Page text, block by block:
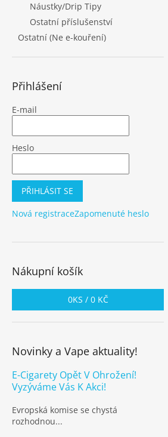
Náustky/Drip Tipy
Ostatní příslušenství
Ostatní (Ne e-kouření)
Přihlášení
E-mail
Heslo
PŘIHLÁSIT SE
Nová registraceZapomenuté heslo
Nákupní košík
0KS / 0 KČ
Novinky a Vape aktuality!
E-Cigarety Opět V Ohrožení!
Vyzýváme Vás K Akci!
Evropská komise se chystá
rozhodnou...